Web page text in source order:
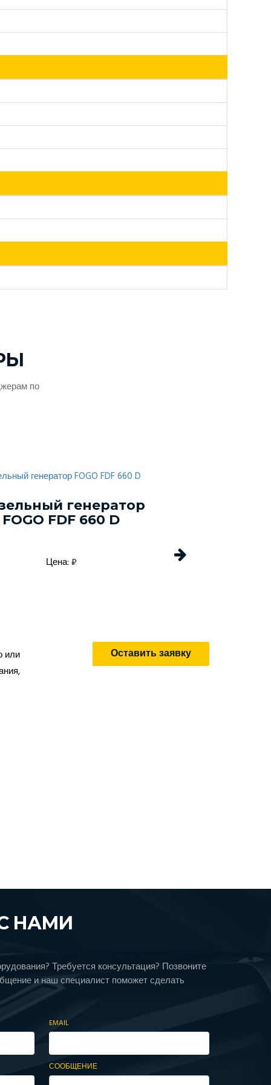
по
генератор
FOGO FDF 660 D
Цена: ₽
или
Оставить заявку
НАМИ
Требуется консультация? Позвоните
и наш специалист поможет сделать
EMAIL
СООБЩЕНИЕ